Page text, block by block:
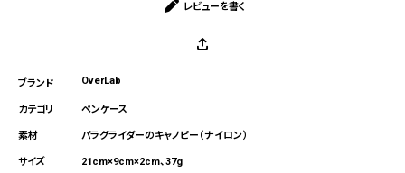
レビューを書く
OverLab
ペンケース
パラグライダーのキャノピー（ナイロン）
21cm×9cm×2cm、37g